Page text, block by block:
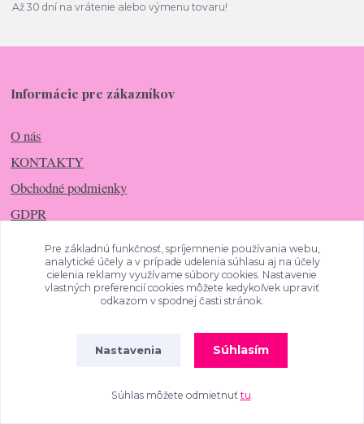
Až 30 dní na vrátenie alebo výmenu tovaru!
Informácie pre zákazníkov
O nás
KONTAKTY
Obchodné podmienky
GDPR
Časté otázky
Pre základnú funkčnosť, spríjemnenie používania webu,
analytické účely a v prípade udelenia súhlasu aj na účely
cielenia reklamy využívame súbory cookies. Nastavenie
vlastných preferencií cookies môžete kedykoľvek upraviť
odkazom v spodnej časti stránok.
Nastavenia Súhlasím
Súhlas môžete odmietnuť tu
SKVĚLÉ4.9/5